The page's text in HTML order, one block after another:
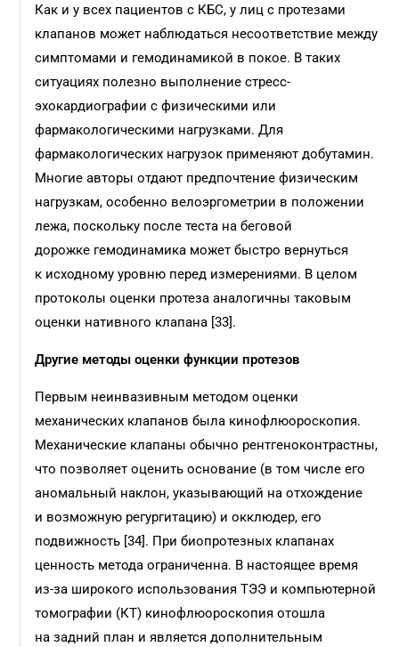
Как и у всех пациентов с КБС, у лиц с протезами
клапанов может наблюдаться несоответствие между
симптомами и гемодинамикой в покое. В таких
ситуациях полезно выполнение стресс-
эхокардиографии с физическими или
фармакологическими нагрузками. Для
фармакологических нагрузок применяют добутамин.
Многие авторы отдают предпочтение физическим
нагрузкам, особенно велоэргометрии в положении
лежа, поскольку после теста на беговой
дорожке гемодинамика может быстро вернуться
к исходному уровню перед измерениями. В целом
протоколы оценки протеза аналогичны таковым
оценки нативного клапана [33].
Другие методы оценки функции протезов
Первым неинвазивным методом оценки
механических клапанов была кинофлюороскопия.
Механические клапаны обычно рентгеноконтрастны,
что позволяет оценить основание (в том числе его
аномальный наклон, указывающий на отхождение
и возможную регургитацию) и окклюдер, его
подвижность [34]. При биопротезных клапанах
ценность метода ограниченна. В настоящее время
из-за широкого использования ТЭЭ и компьютерной
томографии (КТ) кинофлюороскопия отошла
на задний план и является дополнительным